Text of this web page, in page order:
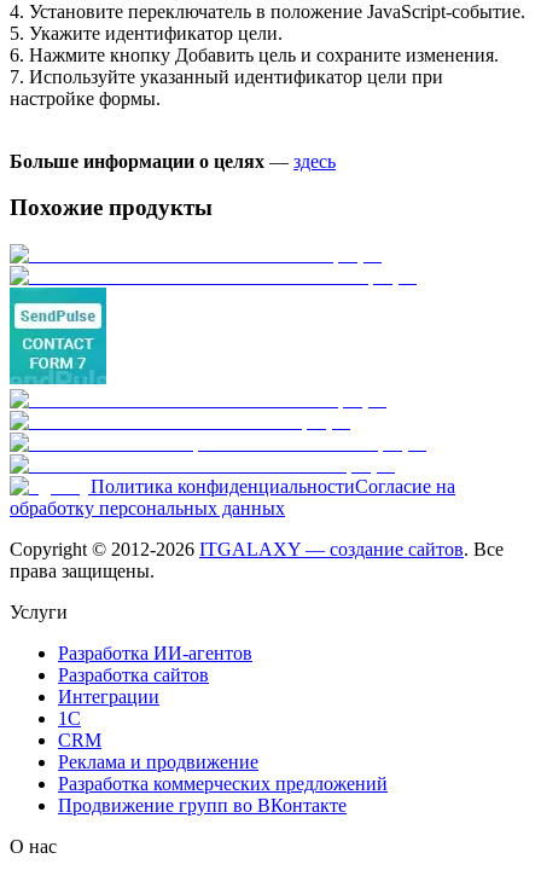
4. Установите переключатель в положение JavaScript-событие.
5. Укажите идентификатор цели.
6. Нажмите кнопку Добавить цель и сохраните изменения.
7. Используйте указанный идентификатор цели при
настройке формы.
Больше информации о целях — здесь
Похожие продукты
Политика конфиденциальностиСогласие на
обработку персональных данных
Copyright © 2012-2026 ITGALAXY — создание сайтов. Все
права защищены.
Услуги
Разработка ИИ-агентов
Разработка сайтов
Интеграции
1C
CRM
Реклама и продвижение
Разработка коммерческих предложений
Продвижение групп во ВКонтакте
О нас